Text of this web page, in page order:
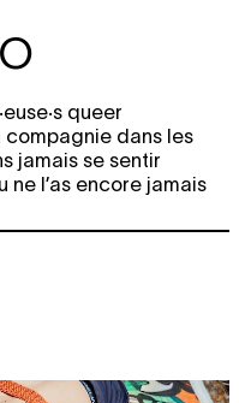
queer
compagnie dans les
jamais se sentir
ne l’as encore jamais